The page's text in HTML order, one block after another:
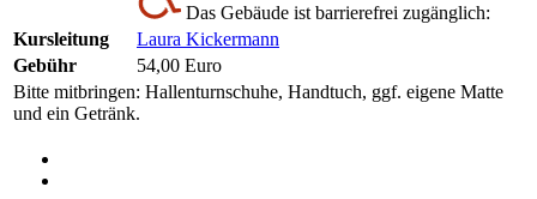
Das Gebäude ist barrierefrei zugänglich:
Kursleitung
Laura Kickermann
Gebühr
54,00 Euro
Bitte mitbringen: Hallenturnschuhe, Handtuch, ggf. eigene Matte
und ein Getränk.